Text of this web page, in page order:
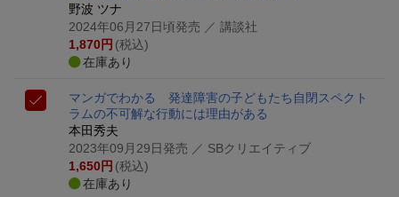
野波 ツナ
2024年06月27日頃発売 ／ 講談社
1,870円 (税込)
在庫あり
マンガでわかる 発達障害の子どもたち 自閉スペクト
ラムの不可解な行動には理由がある
本田秀夫
2023年09月29日発売 ／ SBクリエイティブ
1,650円 (税込)
在庫あり